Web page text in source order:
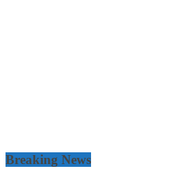
Breaking News